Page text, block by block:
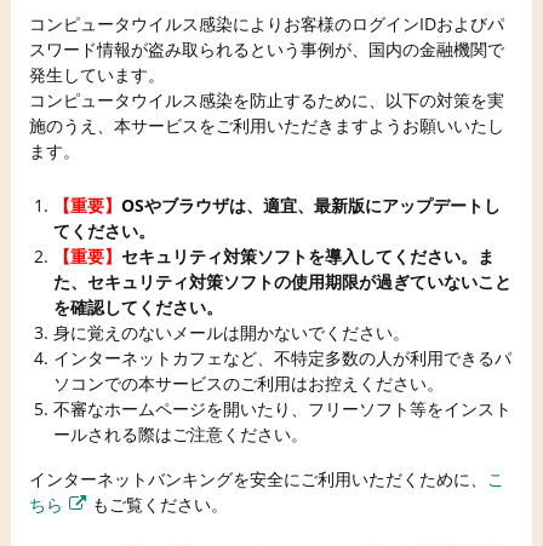
コンピュータウイルス感染によりお客様のログインIDおよびパ
スワード情報が盗み取られるという事例が、国内の金融機関で
発生しています。
コンピュータウイルス感染を防止するために、以下の対策を実
施のうえ、本サービスをご利用いただきますようお願いいたし
ます。
【重要】 OSやブラウザは、適宜、最新版にアップデートし
てください。
【重要】 セキュリティ対策ソフトを導入してください。ま
た、セキュリティ対策ソフトの使用期限が過ぎていないこと
を確認してください。
身に覚えのないメールは開かないでください。
インターネットカフェなど、不特定多数の人が利用できるパ
ソコンでの本サービスのご利用はお控えください。
不審なホームページを開いたり、フリーソフト等をインスト
ールされる際はご注意ください。
インターネットバンキングを安全にご利用いただくために、 こ
ちら
もご覧ください。